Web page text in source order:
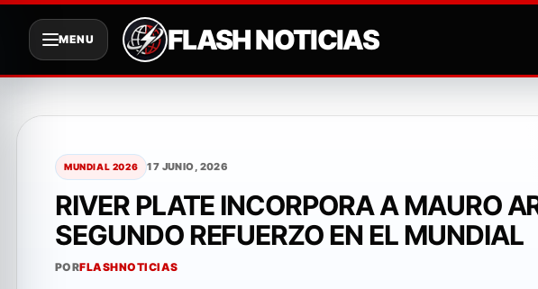
contenido
MENU FLASH NOTICIAS
MUNDIAL 2026 17 JUNIO, 2026
RIVER PLATE INCORPORA A MAURO
SEGUNDO REFUERZO EN EL MUNDIAL
PORFLASHNOTICIAS